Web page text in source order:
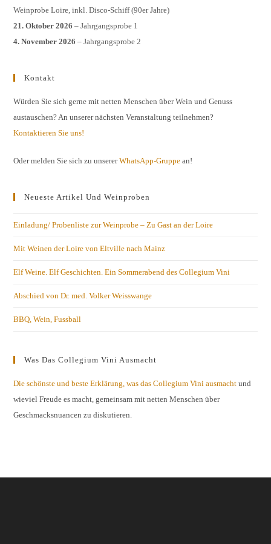
Weinprobe Loire, inkl. Disco-Schiff (90er Jahre)
21. Oktober 2026 – Jahrgangsprobe 1
4. November 2026 – Jahrgangsprobe 2
Kontakt
Würden Sie sich gerne mit netten Menschen über Wein und Genuss
austauschen? An unserer nächsten Veranstaltung teilnehmen?
Kontaktieren Sie uns!
Oder melden Sie sich zu unsererWhatsApp-Gruppe an!
Neueste Artikel Und Weinproben
Einladung/ Probenliste zur Weinprobe – Zu Gast an der Loire
Mit Weinen der Loire von Eltville nach Mainz
Elf Weine. Elf Geschichten. Ein Sommerabend des Collegium Vini
Abschied von Dr. med. Volker Weisswange
BBQ, Wein, Fussball
Was Das Collegium Vini Ausmacht
Die schönste und beste Erklärung, was das Collegium Vini ausmacht und
wieviel Freude es macht, gemeinsam mit netten Menschen über
Geschmacksnuancen zu diskutieren.